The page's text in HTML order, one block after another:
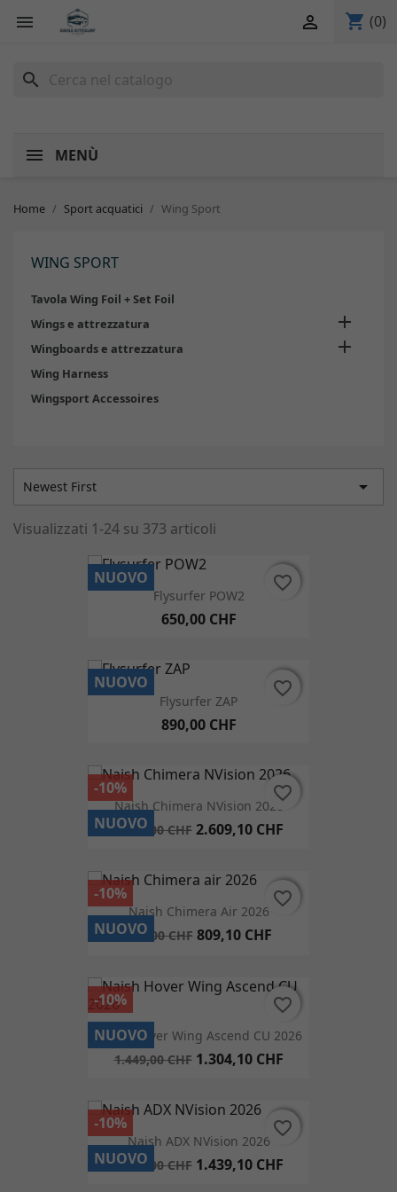
 shopping_cart (0)

search
MENÙ
Home Sport acquatici Wing Sport
WING SPORT
Tavola Wing Foil + Set Foil
Wings e attrezzatura

Wingboards e attrezzatura 
Wing Harness
Wingsport Accessoires
Newest First 
Visualizzati 1-24 su 373 articoli
Flysurfer POW2
650,00 CHF
NUOVO favorite_border
favorite_border
Flysurfer ZAP
890,00 CHF
NUOVO favorite_border
favorite_border
Naish Chimera NVision 2026
2.899,00 CHF 2.609,10 CHF
-10%
NUOVO
favorite_border
favorite_border
Naish Chimera Air 2026
899,00 CHF 809,10 CHF
-10%
NUOVO
favorite_border
favorite_border
Naish Hover Wing Ascend CU 2026
1.449,00 CHF 1.304,10 CHF
-10%
NUOVO
favorite_border
favorite_border
Naish ADX NVision 2026
1.599,00 CHF 1.439,10 CHF
-10%
NUOVO
favorite_border
favorite_border